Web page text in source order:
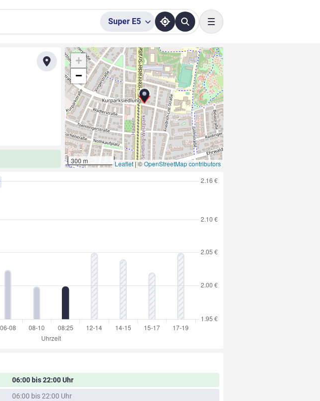
Super E5
Toggle navigation
+
−
300 m Leaflet | ©OpenStreetMap contributors
06:00 bis 22:00 Uhr
06:00 bis 22:00 Uhr